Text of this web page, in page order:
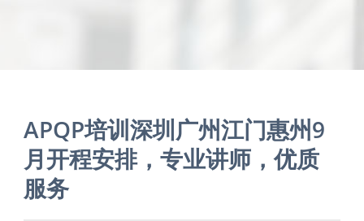
APQP培训深圳广州江门惠州9
月开程安排，专业讲师，优质
服务